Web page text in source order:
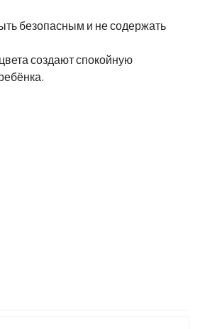
безопасным и не содержать
создают спокойную